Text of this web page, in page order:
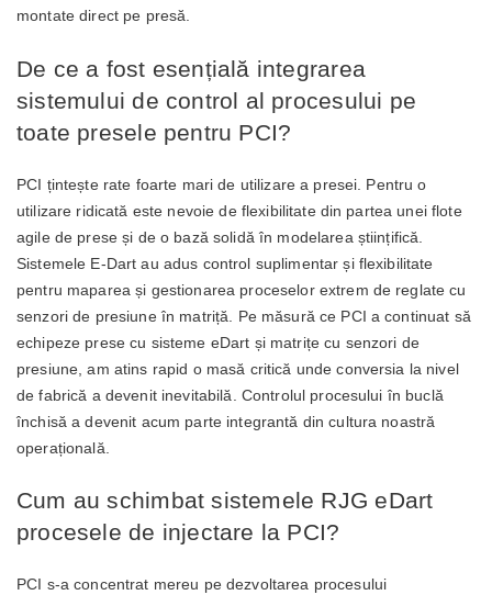
montate direct pe presă.
De ce a fost esențială integrarea
sistemului de control al procesului pe
toate presele pentru PCI?
PCI țintește rate foarte mari de utilizare a presei. Pentru o
utilizare ridicată este nevoie de flexibilitate din partea unei flote
agile de prese și de o bază solidă în modelarea științifică.
Sistemele E-Dart au adus control suplimentar și flexibilitate
pentru maparea și gestionarea proceselor extrem de reglate cu
senzori de presiune în matriță. Pe măsură ce PCI a continuat să
echipeze prese cu sisteme eDart și matrițe cu senzori de
presiune, am atins rapid o masă critică unde conversia la nivel
de fabrică a devenit inevitabilă. Controlul procesului în buclă
închisă a devenit acum parte integrantă din cultura noastră
operațională.
Cum au schimbat sistemele RJG eDart
procesele de injectare la PCI?
PCI s-a concentrat mereu pe dezvoltarea procesului